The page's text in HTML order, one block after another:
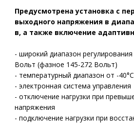
Предусмотрена установка с
выходного напряжения в
в, а также включение
- широкий диапазон
Вольт (фазное 145-272 Вольт)
- температурный диапазон от -
- электронная система управления
- отключение нагрузки при
напряжения
- подключение нагрузки при